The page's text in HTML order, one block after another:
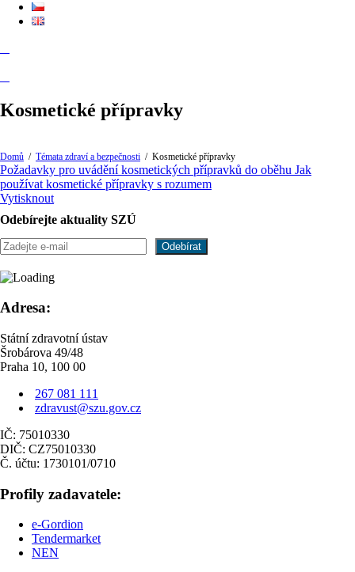
Kosmetické přípravky
Domů / Témata zdraví a bezpečnosti / Kosmetické přípravky
Požadavky pro uvádění kosmetických přípravků do oběhu Jak
používat kosmetické přípravky s rozumem
Vytisknout
Odebírejte aktuality SZÚ
Adresa:
Státní zdravotní ústav
Šrobárova 49/48
Praha 10, 100 00
267 081 111
zdravust@szu.gov.cz
IČ: 75010330
DIČ: CZ75010330
Č. účtu: 1730101/0710
Profily zadavatele:
e-Gordion
Tendermarket
NEN